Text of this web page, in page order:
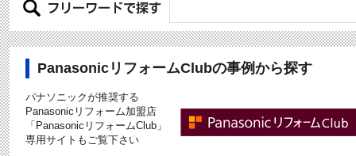
PanasonicリフォームClubの事例から探す
パナソニックが推奨する
Panasonicリフォーム加盟店
「PanasonicリフォームClub」
専用サイトもご覧下さい